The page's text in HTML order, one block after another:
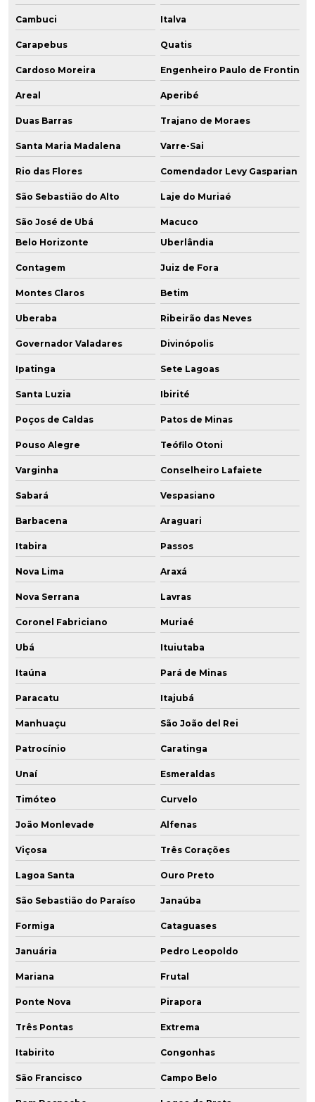
Cambuci Italva
Carapebus Quatis
Cardoso Moreira Engenheiro Paulo de Frontin
Areal Aperibé
Duas Barras Trajano de Moraes
Santa Maria Madalena Varre-Sai
Rio das Flores Comendador Levy Gasparian
São Sebastião do Alto Laje do Muriaé
São José de Ubá
Macuco
Belo Horizonte
Uberlândia
Contagem Juiz de Fora
Montes Claros Betim
Uberaba Ribeirão das Neves
Governador Valadares Divinópolis
Ipatinga Sete Lagoas
Santa Luzia Ibirité
Poços de Caldas Patos de Minas
Pouso Alegre Teófilo Otoni
Varginha Conselheiro Lafaiete
Sabará Vespasiano
Barbacena Araguari
Itabira Passos
Nova Lima Araxá
Nova Serrana Lavras
Coronel Fabriciano Muriaé
Ubá Ituiutaba
Itaúna Pará de Minas
Paracatu Itajubá
Manhuaçu São João del Rei
Patrocínio Caratinga
Unaí Esmeraldas
Timóteo Curvelo
João Monlevade Alfenas
Viçosa Três Corações
Lagoa Santa Ouro Preto
São Sebastião do Paraíso Janaúba
Formiga Cataguases
Januária Pedro Leopoldo
Mariana Frutal
Ponte Nova Pirapora
Três Pontas Extrema
Itabirito Congonhas
São Francisco Campo Belo